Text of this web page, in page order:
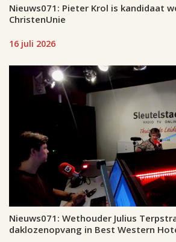
Nieuws071: Pieter Krol is kandidaat
ChristenUnie
16 juli 2026
Nieuws071: Wethouder Julius
daklozenopvang in Best Western